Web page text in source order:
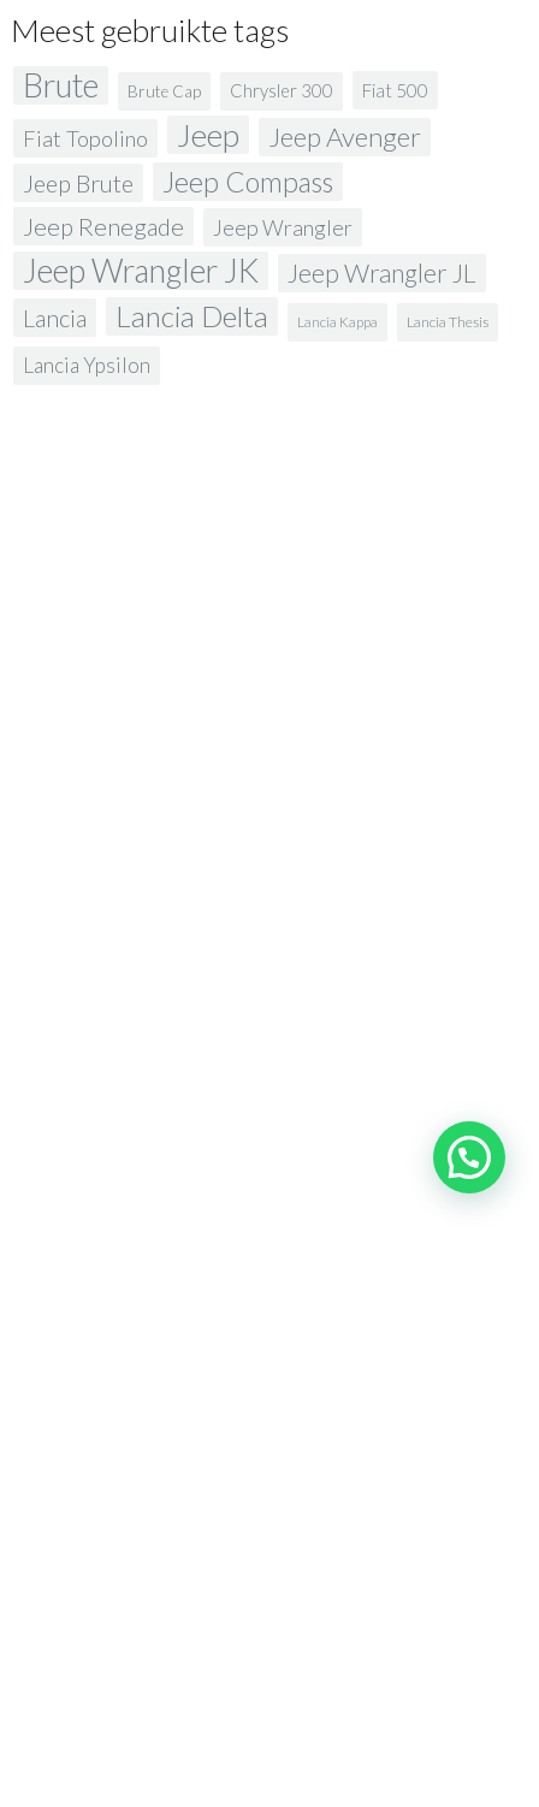
Meest gebruikte tags
Brute Brute Cap Chrysler 300 Fiat 500
Fiat Topolino Jeep Jeep Avenger
Jeep Brute Jeep Compass
Jeep Renegade Jeep Wrangler
Jeep Wrangler JK Jeep Wrangler JL
Lancia Lancia Delta Lancia Kappa Lancia Thesis
Lancia Ypsilon